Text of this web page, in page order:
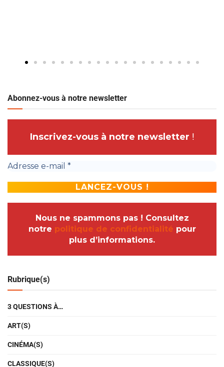
Abonnez-vous à notre newsletter
Inscrivez-vous à notre newsletter !
Nous ne spammons pas ! Consultez
notre politique de confidentialité pour
plus d’informations.
Rubrique(s)
3 QUESTIONS À…
ART(S)
CINÉMA(S)
CLASSIQUE(S)